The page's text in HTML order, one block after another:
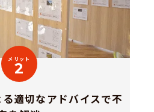
メリット
2
適切なアドバイスで不